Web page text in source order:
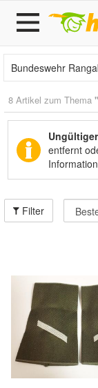
8 Artikel zum Thema
entfernt
Filter